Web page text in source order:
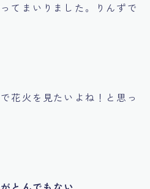
てまいりました。りんずで
花火を見たいよね！と思っ